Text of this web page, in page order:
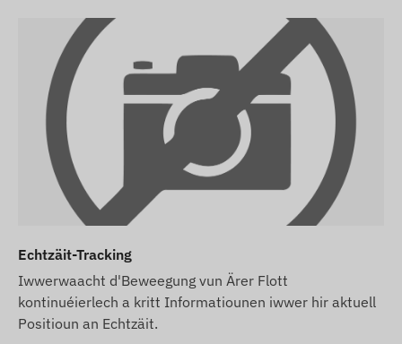
Wann Dir den Apparat, d'Software an d'SIM-
Kaart bei eis kaaft, iwwergi mir den Apparat an
d'SIM-Kaart komplett asazbereet fir d'Software,
an mir këmmeren eis och ëm de laafende Betrib
vun der Kaart – Dir hutt an dësem Fall guer keng
weider Aarbecht domat.
Am Fall vun engem Software-Abonnement: Wann
Dir nieft den E-Mail-Notifikatiounen och den SMS-
wgl. och en SMS-Kreditpak an eisem Webshop.
D'Beschreiwunge vun den Apparater an d'Biller op
der Websäit baséieren op Informatiounen vum
Hiersteller, déi net ëmmer korrekt oder fehlerfräi
Echtzäit-Tracking
Iwwerwaacht d'Beweegung vun Ärer Flott
kontinuéierlech a kritt Informatiounen iwwer hir aktuell
Positioun an Echtzäit.